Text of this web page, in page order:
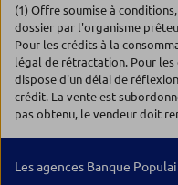
(1) Offre soumise à
dossier par l'organisme
Pour les crédits à la
légal de rétractation. Pour
dispose d'un délai de
crédit. La vente est
pas obtenu, le vendeur doit
Les agences Banque